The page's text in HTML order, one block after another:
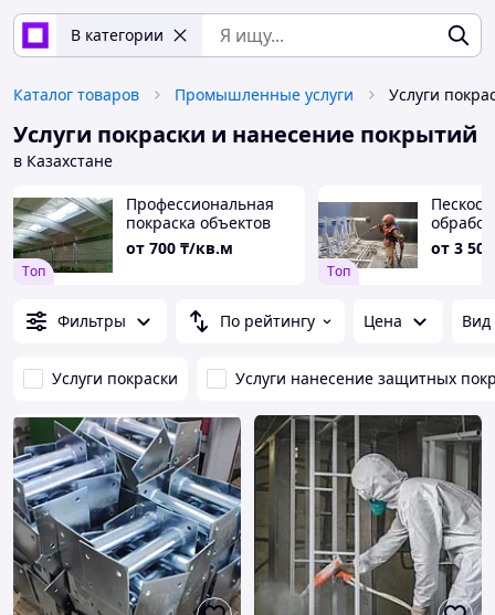
В категории
Каталог товаров Промышленные услуги
Услуги покраски и нанесение покрытий
в Казахстане
Tоп
Профессиональная
покраска объектов
от 700 ₸/кв.м
Tоп
защита
от 3 500
Фильтры По рейтингу Цена Вид
Услуги покраски Услуги нанесение защитных